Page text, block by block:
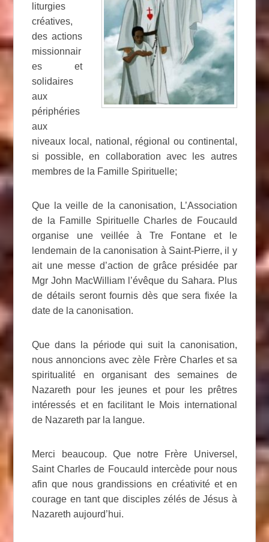
liturgies
créatives,
des actions
missionnair
es et
solidaires
aux
périphéries
aux
niveaux local, national, régional ou continental,
si possible, en collaboration avec les autres
membres de la Famille Spirituelle;
Que la veille de la canonisation, L’Association
de la Famille Spirituelle Charles de Foucauld
organise une veillée à Tre Fontane et le
lendemain de la canonisation à Saint-Pierre, il y
ait une messe d’action de grâce présidée par
Mgr John MacWilliam l’évêque du Sahara. Plus
de détails seront fournis dès que sera fixée la
date de la canonisation.
Que dans la période qui suit la canonisation,
nous annoncions avec zèle Frère Charles et sa
spiritualité en organisant des semaines de
Nazareth pour les jeunes et pour les prêtres
intéressés et en facilitant le Mois international
de Nazareth par la langue.
Merci beaucoup. Que notre Frère Universel,
Saint Charles de Foucauld intercède pour nous
afin que nous grandissions en créativité et en
courage en tant que disciples zélés de Jésus à
Nazareth aujourd’hui.